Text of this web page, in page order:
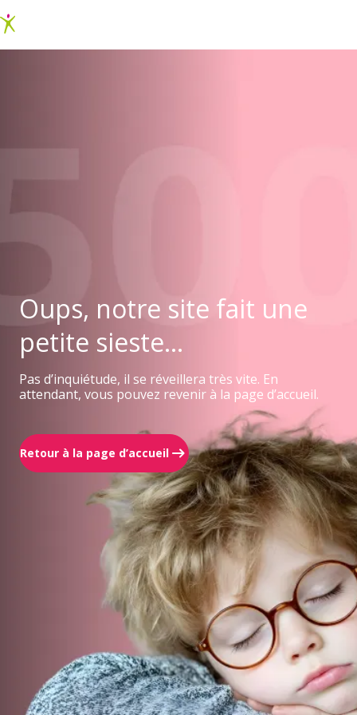
Oups, notre site fait une
petite sieste...
Pas d’inquiétude, il se réveillera très vite. En
attendant, vous pouvez revenir à la page d’accueil.
Retour à la page d’accueil